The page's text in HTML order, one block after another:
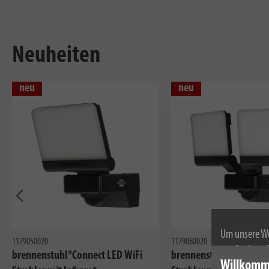
Um unsere
Weitere
Neuheiten
neu
1179050020
brennenstuhl®Connect LED WiFi
neu
1179060020
brennenstuhl®Connect